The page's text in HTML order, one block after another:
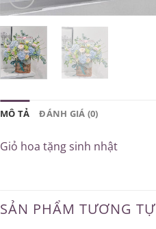
MÔ TẢ ĐÁNH GIÁ (0)
Giỏ hoa tặng sinh nhật
SẢN PHẨM TƯƠNG TỰ